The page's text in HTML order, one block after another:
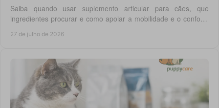
Saiba quando usar suplemento articular para cães, que
ingredientes procurar e como apoiar a mobilidade e o conforto
27 de julho de 2026